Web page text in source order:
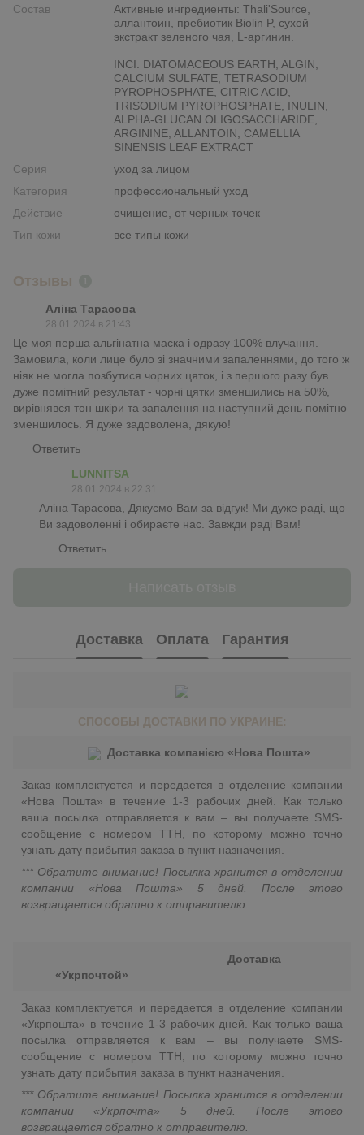
Состав
Активные ингредиенты: Thali'Source,
аллантоин, пребиотик Biolin P, сухой
экстракт зеленого чая, L-аргинин.
INCI: DIATOMACEOUS EARTH, ALGIN,
CALCIUM SULFATE, TETRASODIUM
PYROPHOSPHATE, CITRIC ACID,
TRISODIUM PYROPHOSPHATE, INULIN,
ALPHA-GLUCAN OLIGOSACCHARIDE,
ARGININE, ALLANTOIN, CAMELLIA
SINENSIS LEAF EXTRACT
Серия
уход за лицом
Категория
профессиональный уход
Действие
очищение, от черных точек
Тип кожи
все типы кожи
Отзывы
Аліна Тарасова
28.01.2024 в 21:43
Це моя перша альгінатна маска і одразу 100% влучання.
Замовила, коли лице було зі значними запаленнями, до того ж
ніяк не могла позбутися чорних цяток, і з першого разу був
дуже помітний результат - чорні цятки зменшились на 50%,
вирівнявся тон шкіри та запалення на наступний день помітно
зменшилось. Я дуже задоволена, дякую!
Ответить
LUNNITSA
28.01.2024 в 22:31
Аліна Тарасова, Дякуємо Вам за відгук! Ми дуже раді, що
Ви задоволенні і обираєте нас. Завжди раді Вам!
Ответить
Доставка Оплата Гарантия
СПОСОБЫ ДОСТАВКИ ПО УКРАИНЕ:
Доставка компанією «Нова Пошта»
Заказ комплектуется и передается в отделение компании
«Нова Пошта» в течение 1-3 рабочих дней. Как только
ваша посылка отправляется к вам – вы получаете SMS-
сообщение с номером ТТН, по которому можно точно
узнать дату прибытия заказа в пункт назначения.
*** Обратите внимание! Посылка хранится в отделении
компании «Нова Пошта» 5 дней. После этого
возвращается обратно к отправителю.
Доставка
«Укрпочтой»
Заказ комплектуется и передается в отделение компании
«Укрпошта» в течение 1-3 рабочих дней. Как только ваша
посылка отправляется к вам – вы получаете SMS-
сообщение с номером ТТН, по которому можно точно
узнать дату прибытия заказа в пункт назначения.
*** Обратите внимание! Посылка хранится в отделении
компании «Укрпочта» 5 дней. После этого
возвращается обратно к отправителю.